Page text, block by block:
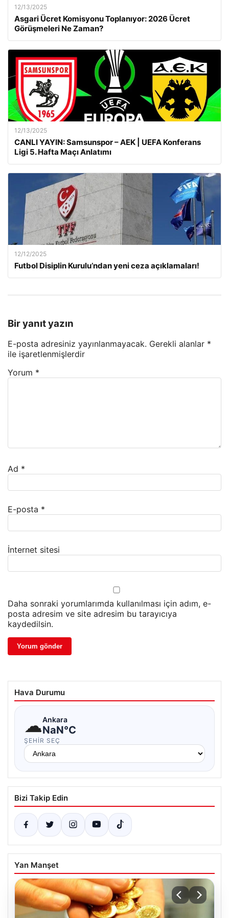
12/13/2025
Asgari Ücret Komisyonu Toplanıyor: 2026 Ücret
Görüşmeleri Ne Zaman?
12/13/2025
CANLI YAYIN: Samsunspor – AEK | UEFA Konferans
Ligi 5. Hafta Maçı Anlatımı
12/12/2025
Futbol Disiplin Kurulu’ndan yeni ceza açıklamaları!
Bir yanıt yazın
E-posta adresiniz yayınlanmayacak. Gerekli alanlar *
ile işaretlenmişlerdir
Yorum *
Ad *
E-posta *
İnternet sitesi
Daha sonraki yorumlarımda kullanılması için adım, e-
posta adresim ve site adresim bu tarayıcıya
kaydedilsin.
Hava Durumu
☁Ankara
NaN°C
ŞEHIR SEÇ
Bizi Takip Edin
Yan Manşet